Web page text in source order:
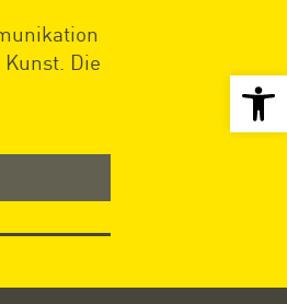
Die